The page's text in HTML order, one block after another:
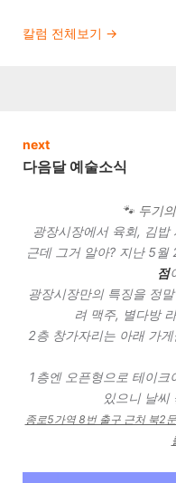
칼럼 전체보기 →
next
다음달 예술소식
🐾 두기
광장시장에서 육회, 김
근데 그거 알아? 지난 5월
점
광장시장만의 특징을 정
려 맥주, 별다방
2층 창가자리는 아래 가
1층엔 오픈형으로 테이
있으니 날씨
종로5가역 8번 출구 근처 북2